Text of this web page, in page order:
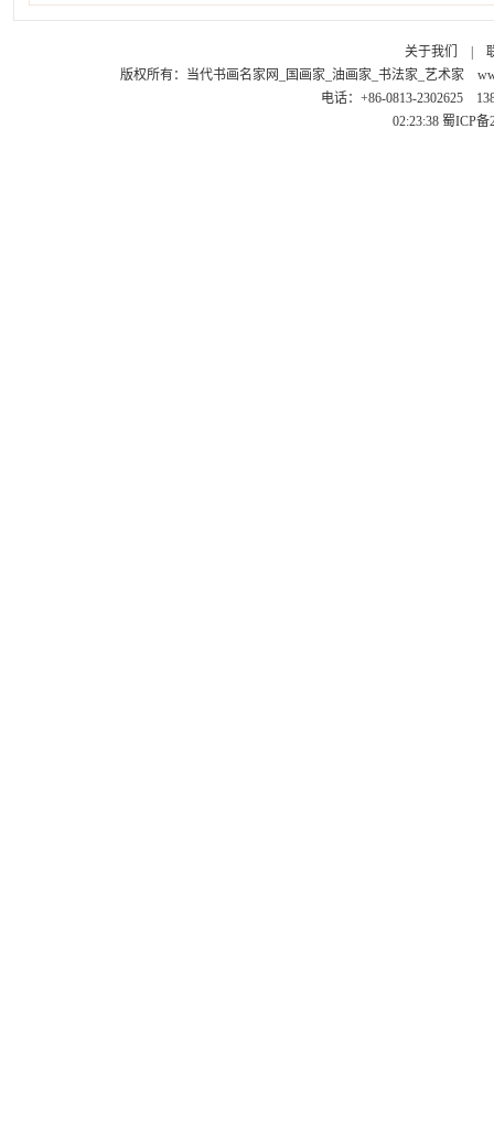
关于我们
版权所有： 当代书画名家网_国画家_油画家_书法家_艺术家
电话：+86-0813-2302625
02:23:38 蜀ICP备